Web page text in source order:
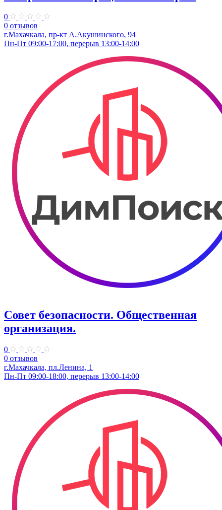
0
0 отзывов
г.Махачкала, пр-кт А.Акушинского, 94
Пн-Пт 09:00-17:00, перерыв 13:00-14:00
Совет безопасности. Общественная
организация.
0
0 отзывов
г.Махачкала, пл.Ленина, 1
Пн-Пт 09:00-18:00, перерыв 13:00-14:00